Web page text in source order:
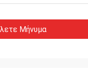
Μήνυμα